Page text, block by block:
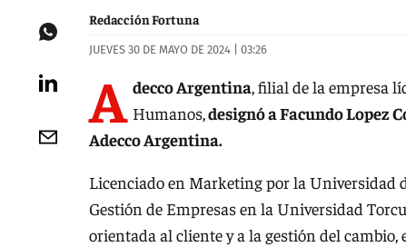
Redacción Fortuna
JUEVES 30 DE MAYO DE 2024 | 03:26
A decco Argentina, filial de la empresa
Humanos,designó a Facundo Lopez
Adecco Argentina.
Licenciado en Marketing por la Universidad
Gestión de Empresas en la Universidad
orientada al cliente y a la gestión del cambio,